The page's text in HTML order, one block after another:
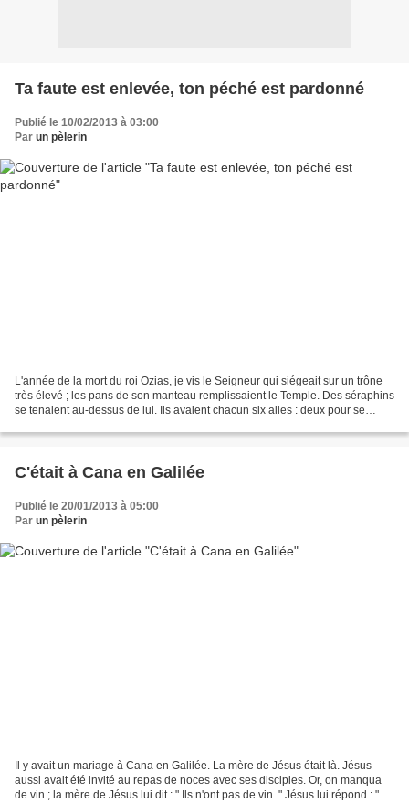
Ta faute est enlevée, ton péché est pardonné
Publié le 10/02/2013 à 03:00
Par un pèlerin
L'année de la mort du roi Ozias, je vis le Seigneur qui siégeait sur un trône
très élevé ; les pans de son manteau remplissaient le Temple. Des séraphins
se tenaient au-dessus de lui. Ils avaient chacun six ailes : deux pour se
C'était à Cana en Galilée
Publié le 20/01/2013 à 05:00
Par un pèlerin
Il y avait un mariage à Cana en Galilée. La mère de Jésus était là. Jésus
aussi avait été invité au repas de noces avec ses disciples. Or, on manqua
de vin ; la mère de Jésus lui dit : " Ils n'ont pas de vin. " Jésus lui répond : "